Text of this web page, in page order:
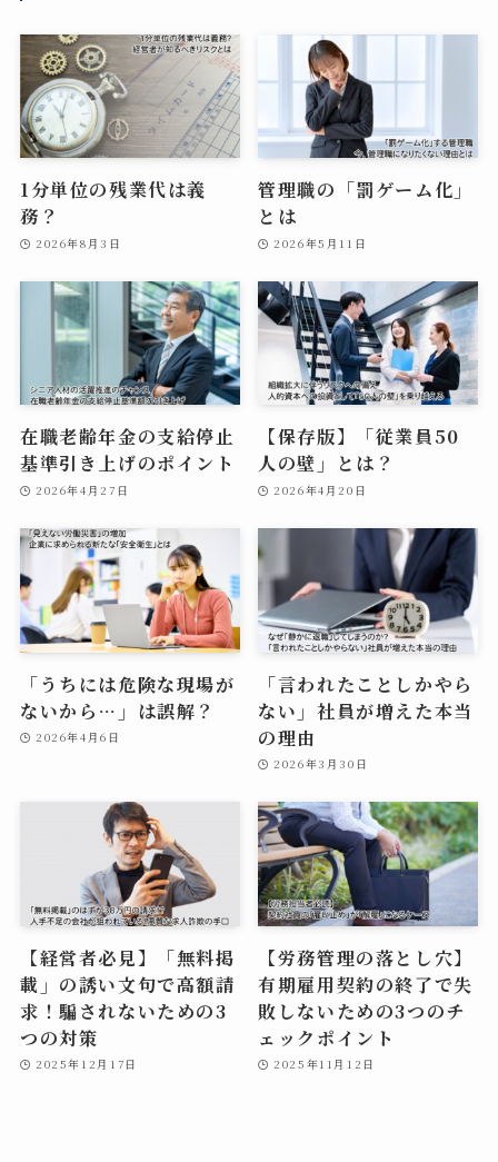
1分単位の残業代は義
務？
2026年8月3日
管理職の「罰ゲーム化」
とは
2026年5月11日
在職老齢年金の支給停止
基準引き上げのポイント
2026年4月27日
【保存版】「従業員50
人の壁」とは？
2026年4月20日
「うちには危険な現場が
ないから…」は誤解？
2026年4月6日
「言われたことしかやら
ない」社員が増えた本当
の理由
2026年3月30日
【経営者必見】「無料掲
載」の誘い文句で高額請
求！騙されないための3
つの対策
2025年12月17日
【労務管理の落とし穴】
有期雇用契約の終了で失
敗しないための3つのチ
ェックポイント
2025年11月12日